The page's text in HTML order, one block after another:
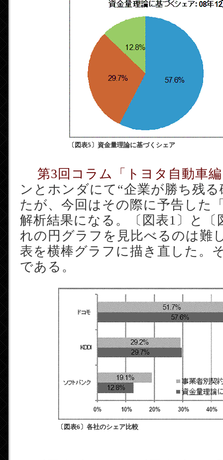
〔図表5〕資金量理論に基づくシェア
第3回コラム「トヨタ自動車
ンとホンダにて“企業が勝ち残
たが、今回はその際に予告した
解析結果になる。〔図表1〕と〔
れの円グラフを見比べるのは難
表を横棒グラフに描き直した。
である。
〔図表6〕各社のシェア比較